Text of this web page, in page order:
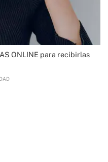
ONLINE para recibirlas